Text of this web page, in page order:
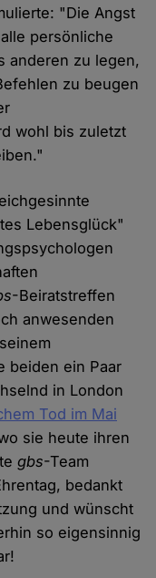
"Die Angst
persönliche
anderen zu legen,
zu beugen
wohl bis zuletzt
Lebensglück"
-Beiratstreffen
anwesenden
beiden ein Paar
in London
Tod im Mai
sie heute ihren
gbs-Team
bedankt
und wünscht
so eigensinnig